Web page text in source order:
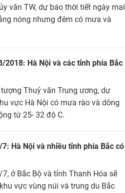
văn TW, dự báo thời tiết ngày mai
nóng nhưng đêm có mưa và
2018: Hà Nội và các tỉnh phía Bắc
Thuỷ văn Trung ương, dự
vực Hà Nội có mưa rào và dông
từ 25- 32 độ C.
Hà Nội và nhiều tỉnh phía Bắc có
ở Bắc Bộ và tỉnh Thanh Hóa sẽ
vực vùng núi và trung du Bắc